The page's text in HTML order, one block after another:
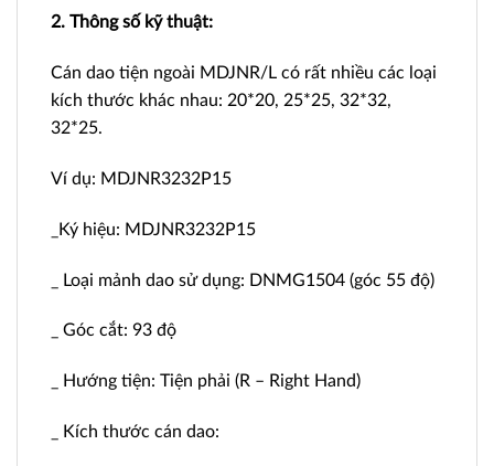
2. Thông số kỹ thuật:
Cán dao tiện ngoài MDJNR/L có rất nhiều các loại
kích thước khác nhau: 20*20, 25*25, 32*32,
32*25.
Ví dụ: MDJNR3232P15
_Ký hiệu: MDJNR3232P15
_ Loại mảnh dao sử dụng: DNMG1504 (góc 55 độ)
_ Góc cắt: 93 độ
_ Hướng tiện: Tiện phải (R – Right Hand)
_ Kích thước cán dao: